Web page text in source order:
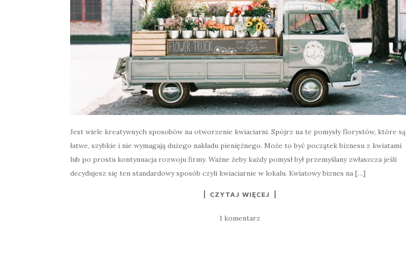
Jest wiele kreatywnych sposobów na otworzenie kwiaciarni. Spójrz na te pomysły florystów, które są
łatwe, szybkie i nie wymagają dużego nakładu pieniężnego. Może to być początek biznesu z kwiatami
lub po prostu kontynuacja rozwoju firmy. Ważne żeby każdy pomysł był przemyślany zwłaszcza jeśli
decydujesz się ten standardowy sposób czyli kwiaciarnie w lokalu. Kwiatowy biznes na […]
CZYTAJ WIĘCEJ
1 komentarz